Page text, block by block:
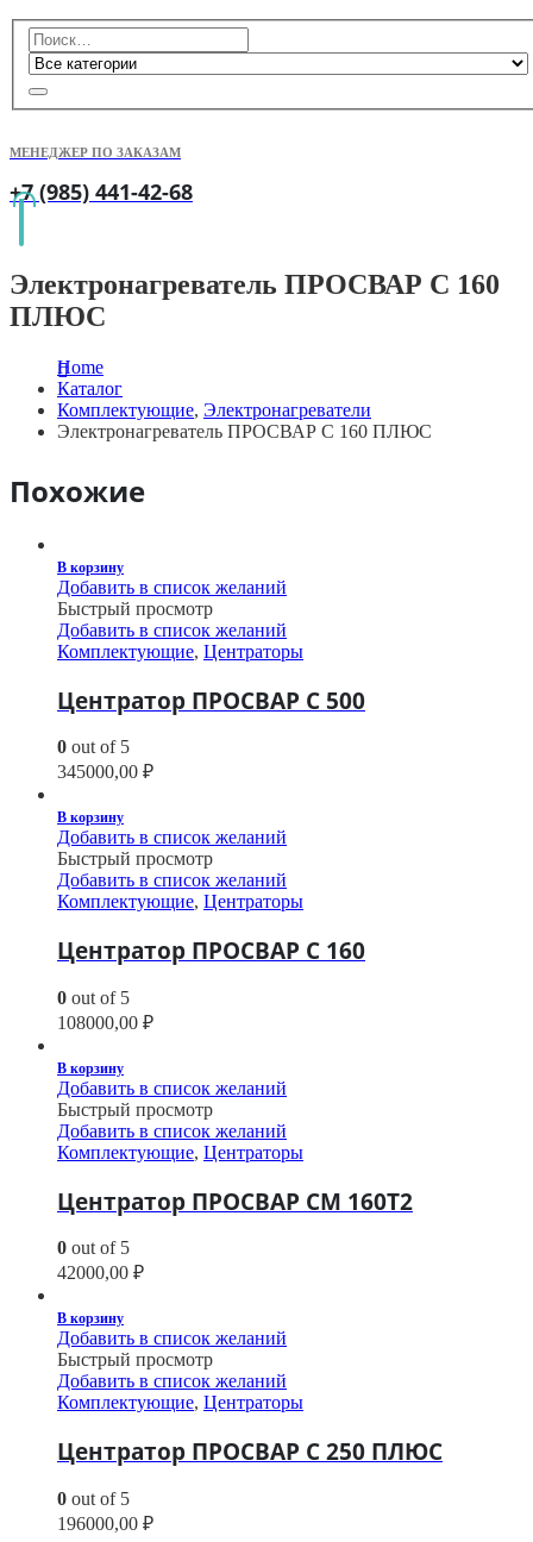
МЕНЕДЖЕР ПО ЗАКАЗАМ
+7 (985) 441-42-68
Электронагреватель ПРОСВАР С 160
ПЛЮС
Home
Каталог
Комплектующие, Электронагреватели
Электронагреватель ПРОСВАР С 160 ПЛЮС
Похожие
В корзину
Добавить в список желаний
Быстрый просмотр
Добавить в список желаний
Комплектующие, Центраторы
Центратор ПРОСВАР С 500
0 out of 5
345000,00 ₽
В корзину
Добавить в список желаний
Быстрый просмотр
Добавить в список желаний
Комплектующие, Центраторы
Центратор ПРОСВАР С 160
0 out of 5
108000,00 ₽
В корзину
Добавить в список желаний
Быстрый просмотр
Добавить в список желаний
Комплектующие, Центраторы
Центратор ПРОСВАР СМ 160Т2
0 out of 5
42000,00 ₽
В корзину
Добавить в список желаний
Быстрый просмотр
Добавить в список желаний
Комплектующие, Центраторы
Центратор ПРОСВАР С 250 ПЛЮС
0 out of 5
196000,00 ₽